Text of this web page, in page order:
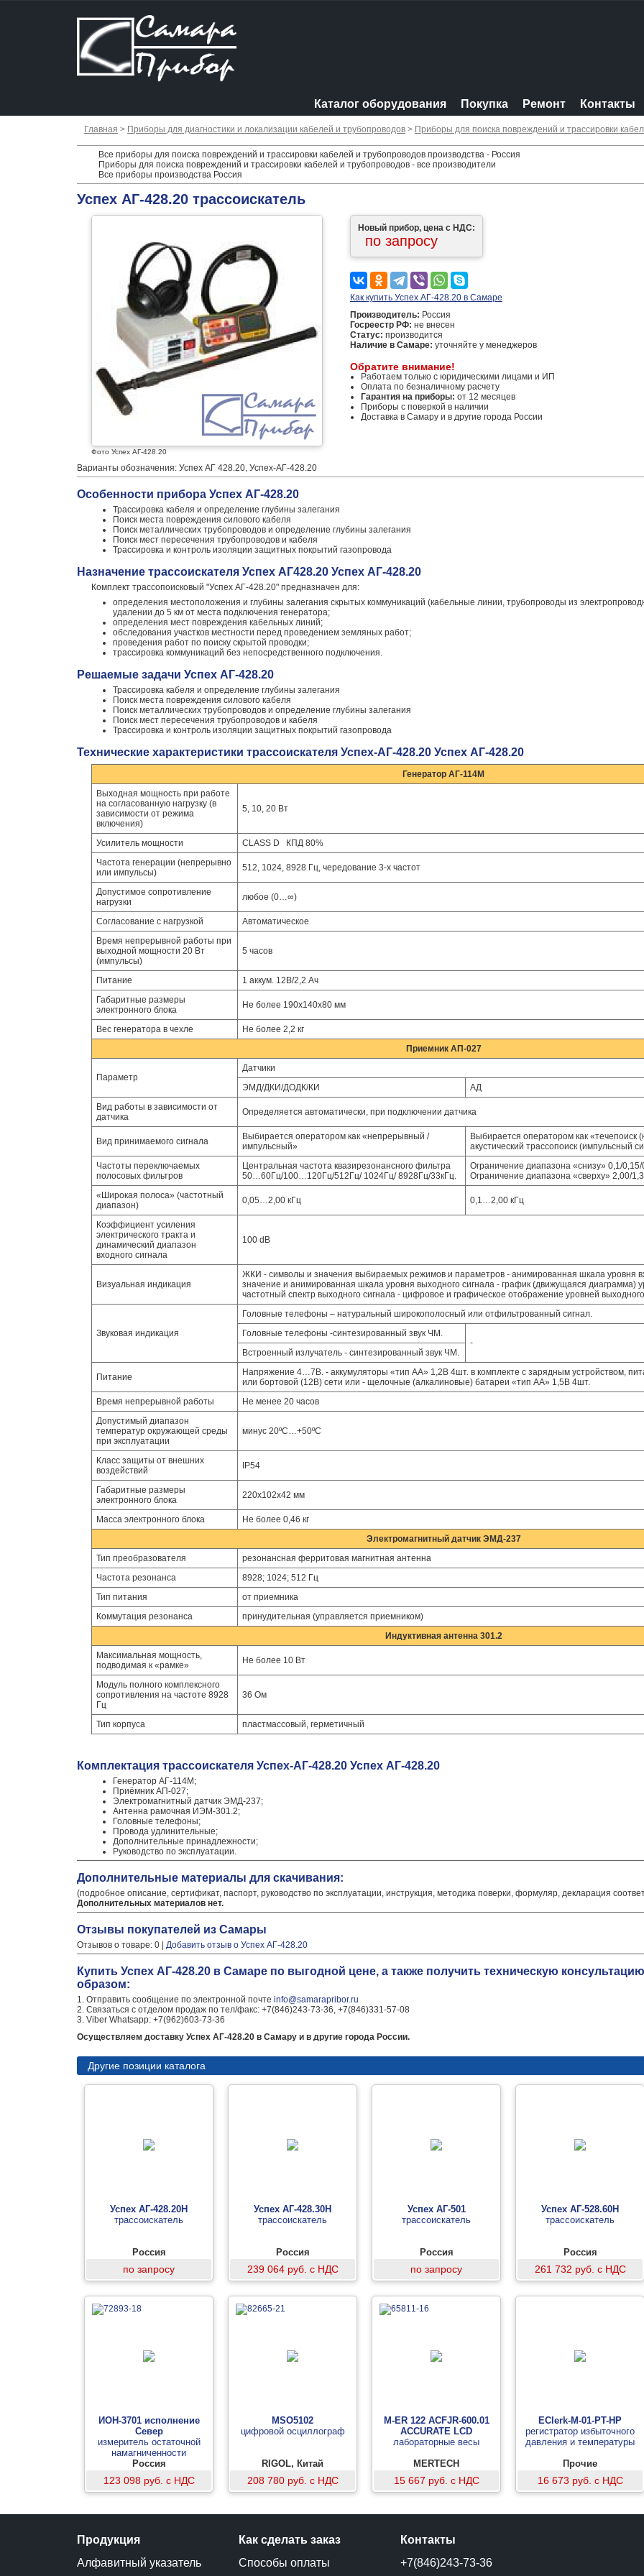
Каталог оборудования Покупка Ремонт Контакты
Главная > Приборы для диагностики и локализации кабелей и трубопроводов > Приборы для поиска повреждений и трассировки
Все приборы для поиска повреждений и трассировки кабелей и трубопроводов производства - Россия
Приборы для поиска повреждений и трассировки кабелей и трубопроводов - все производители
Все приборы производства Россия
Успех АГ-428.20 трассоискатель
Фото Успех АГ-428.20
Новый прибор, цена с НДС:
по запросу
Как купить Успех АГ-428.20 в Самаре
Производитель: Россия
Госреестр РФ: не внесен
Статус: производится
Наличие в Самаре: уточняйте у менеджеров
Обратите внимание!
Работаем только с юридическими лицами и ИП
Оплата по безналичному расчету
Гарантия на приборы: от 12 месяцев
Приборы с поверкой в наличии
Доставка в Самару и в другие города России
Варианты обозначения: Успех АГ 428.20, Успех-АГ-428.20
Особенности прибора Успех АГ-428.20
Трассировка кабеля и определение глубины залегания
Поиск места повреждения силового кабеля
Поиск металлических трубопроводов и определение глубины залегания
Поиск мест пересечения трубопроводов и кабеля
Трассировка и контроль изоляции защитных покрытий газопровода
Назначение трассоискателя Успех АГ428.20 Успех АГ-428.20
Комплект трассопоисковый "Успех АГ-428.20" предназначен для:
определения местоположения и глубины залегания скрытых коммуникаций (кабельные линии, трубопроводы из
удалении до 5 км от места подключения генератора;
определения мест повреждения кабельных линий;
обследования участков местности перед проведением земляных работ;
проведения работ по поиску скрытой проводки;
трассировка коммуникаций без непосредственного подключения.
Решаемые задачи Успех АГ-428.20
Трассировка кабеля и определение глубины залегания
Поиск места повреждения силового кабеля
Поиск металлических трубопроводов и определение глубины залегания
Поиск мест пересечения трубопроводов и кабеля
Трассировка и контроль изоляции защитных покрытий газопровода
Технические характеристики трассоискателя Успех-АГ-428.20 Успех АГ-428.20
Генератор АГ-114М
Выходная мощность при работе
на согласованную нагрузку (в
зависимости от режима
включения)
5, 10, 20 Вт
Усилитель мощности
CLASS D КПД 80%
Частота генерации (непрерывно
или импульсы)
512, 1024, 8928 Гц, чередование 3-х частот
Допустимое сопротивление
нагрузки
любое (0…∞)
Согласование с нагрузкой
Автоматическое
Время непрерывной работы при
выходной мощности 20 Вт
(импульсы)
5 часов
Питание
1 аккум. 12В/2,2 Ач
Габаритные размеры
электронного блока
Не более 190х140х80 мм
Вес генератора в чехле
Не более 2,2 кг
Приемник АП-027
Параметр
Датчики
ЭМД/ДКИ/ДОДК/КИ
АД
Вид работы в зависимости от
датчика
Определяется автоматически, при подключении датчика
Вид принимаемого сигнала
Выбирается оператором как «непрерывный /
импульсный»
Выбирается оператором как «течепоиск
акустический трассопоиск (импульсный
Частоты переключаемых
полосовых фильтров
Центральная частота квазирезонансного фильтра
50…60Гц/100…120Гц/512Гц/ 1024Гц/ 8928Гц/33кГц.
Ограничение диапазона «снизу» 0,1/
Ограничение диапазона «сверху» 2,00/
«Широкая полоса» (частотный
диапазон)
0,05…2,00 кГц 0,1…2,00 кГц
Коэффициент усиления
электрического тракта и
динамический диапазон
входного сигнала
100 dB
Визуальная индикация
ЖКИ - символы и значения выбираемых режимов и параметров - анимированная шкала уровня
значение и анимированная шкала уровня выходного сигнала - график (движущаяся диаграмма)
частотный спектр выходного сигнала - цифровое и графическое отображение уровней
Звуковая индикация
Головные телефоны – натуральный широкополосный или отфильтрованный сигнал.
Головные телефоны -синтезированный звук ЧМ.
-
Встроенный излучатель - синтезированный звук ЧМ.
Питание
Напряжение 4…7В. - аккумуляторы «тип АА» 1,2В 4шт. в комплекте с зарядным устройством,
или бортовой (12В) сети или - щелочные (алкалиновые) батареи «тип АА» 1,5В 4шт.
Время непрерывной работы
Не менее 20 часов
Допустимый диапазон
температур окружающей среды
при эксплуатации
минус 20ºС…+50ºС
Класс защиты от внешних
воздействий
IP54
Габаритные размеры
электронного блока
220х102х42 мм
Масса электронного блока
Не более 0,46 кг
Электромагнитный датчик ЭМД-237
Тип преобразователя
резонансная ферритовая магнитная антенна
Частота резонанса
8928; 1024; 512 Гц
Тип питания
от приемника
Коммутация резонанса
принудительная (управляется приемником)
Индуктивная антенна 301.2
Максимальная мощность,
подводимая к «рамке»
Не более 10 Вт
Модуль полного комплексного
сопротивления на частоте 8928
Гц
36 Ом
Тип корпуса пластмассовый, герметичный
Комплектация трассоискателя Успех-АГ-428.20 Успех АГ-428.20
Генератор АГ-114M;
Приёмник АП-027;
Электромагнитный датчик ЭМД-237;
Антенна рамочная ИЭМ-301.2;
Головные телефоны;
Провода удлинительные;
Дополнительные принадлежности;
Руководство по эксплуатации.
Дополнительные материалы для скачивания:
(подробное описание, сертификат, паспорт, руководство по эксплуатации, инструкция, методика поверки, формуляр, декларация
Дополнительных материалов нет.
Отзывы покупателей из Самары
Отзывов о товаре: 0 | Добавить отзыв о Успех АГ-428.20
Купить Успех АГ-428.20 в Самаре по выгодной цене, а также получить техническую
образом:
1. Отправить сообщение по электронной почте info@samarapribor.ru
2. Связаться с отделом продаж по тел/факс: +7(846)243-73-36, +7(846)331-57-08
3. Viber Whatsapp: +7(962)603-73-36
Осуществляем доставку Успех АГ-428.20 в Самару и в другие города России.
Другие позиции каталога
Успех АГ-428.20Н
трассоискатель
Россия
по запросу
Успех АГ-428.30Н
трассоискатель
Россия
239 064 руб. с НДС
Успех АГ-501
трассоискатель
Россия
по запросу
Успех АГ-528.60Н
трассоискатель
Россия
261 732 руб. с НДС
ИОН-3701 исполнение
Север
измеритель остаточной
намагниченности
Россия
123 098 руб. с НДС
MSO5102
цифровой осциллограф
RIGOL, Китай
208 780 руб. с НДС
M-ER 122 АCFJR-600.01
ACCURATE LСD
лабораторные весы
MERTECH
15 667 руб. с НДС
EClerk-M-01-PT-HP
регистратор избыточного
давления и температуры
Прочие
16 673 руб. с НДС
Продукция
Алфавитный указатель
Как сделать заказ
Способы оплаты
Контакты
+7(846)243-73-36